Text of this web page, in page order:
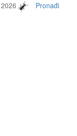
2026
Pronađi